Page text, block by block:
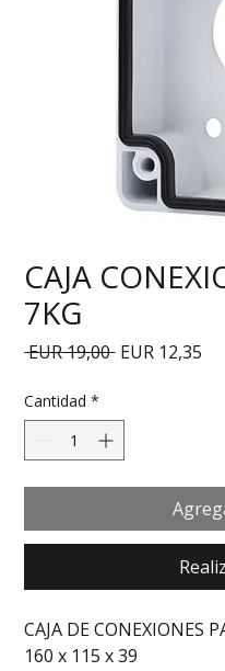
CAJA
7KG
EUR 19,00 Precio
EUR 12,35
Cantidad *
CAJA DE CONEXIONES
160 x 115 x 39